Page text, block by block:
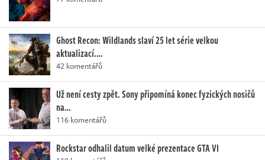
Ghost Recon: Wildlands slaví 25 let série velkou
aktualizací.…
42 komentářů
Už není cesty zpět. Sony připomíná konec fyzických nosičů
na…
116 komentářů
Rockstar odhalil datum velké prezentace GTA VI